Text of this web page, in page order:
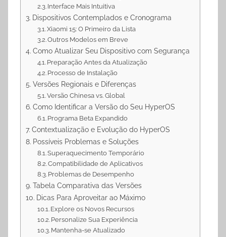
Interface Mais Intuitiva
Dispositivos Contemplados e Cronograma
Xiaomi 15: O Primeiro da Lista
Outros Modelos em Breve
Como Atualizar Seu Dispositivo com Segurança
Preparação Antes da Atualização
Processo de Instalação
Versões Regionais e Diferenças
Versão Chinesa vs. Global
Como Identificar a Versão do Seu HyperOS
Programa Beta Expandido
Contextualização e Evolução do HyperOS
Possíveis Problemas e Soluções
Superaquecimento Temporário
Compatibilidade de Aplicativos
Problemas de Desempenho
Tabela Comparativa das Versões
Dicas Para Aproveitar ao Máximo
Explore os Novos Recursos
Personalize Sua Experiência
Mantenha-se Atualizado